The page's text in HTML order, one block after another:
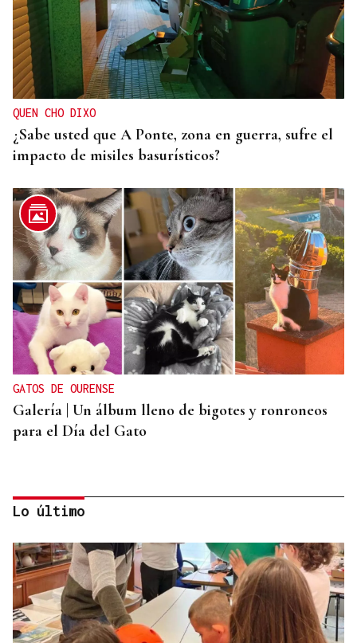
QUEN CHO DIXO
¿Sabe usted que A Ponte, zona en guerra, sufre el
impacto de misiles basurísticos?
GATOS DE OURENSE
Galería | Un álbum lleno de bigotes y ronroneos
para el Día del Gato
Lo último